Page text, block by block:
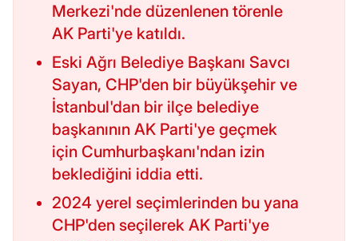
Merkezi'nde düzenlenen törenle
AK Parti'ye katıldı.
Eski Ağrı Belediye Başkanı Savcı
Sayan, CHP'den bir büyükşehir ve
İstanbul'dan bir ilçe belediye
başkanının AK Parti'ye geçmek
için Cumhurbaşkanı'ndan izin
beklediğini iddia etti.
2024 yerel seçimlerinden bu yana
CHP'den seçilerek AK Parti'ye